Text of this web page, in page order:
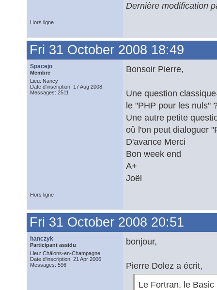
Dernière modification
Hors ligne
Fri 31 October 2008 18:49
Spacejo
Membre
Lieu: Nancy
Date d'inscription: 17 Aug 2008
Messages: 2511
Bonsoir Pierre,
Une question
le "PHP pour les nuls"
Une autre petite
oû l'on peut dialoguer
D'avance Merci
Bon week end
A+
Joël
Hors ligne
Fri 31 October 2008 20:51
hanczyk
Participant assidu
Lieu: Châlons-en-Champagne
Date d'inscription: 21 Apr 2006
Messages: 596
bonjour,
Pierre Dolez a écrit,
Le Fortran, le